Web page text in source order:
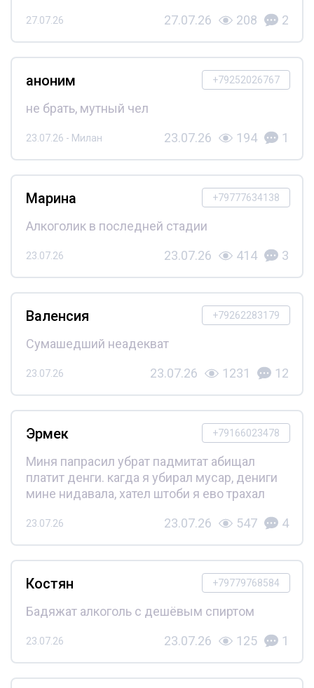
27.07.26 27.07.26 208 2
+79252026767
аноним
не брать, мутный чел
23.07.26 - Милан 23.07.26 194 1
+79777634138
Марина
Алкоголик в последней стадии
23.07.26 23.07.26 414 3
+79262283179
Валенсия
Сумашедший неадекват
23.07.26 23.07.26 1231 12
+79166023478
Эрмек
Миня папрасил убрат падмитат абищал
платит денги. кагда я убирал мусар, дениги
мине нидавала, хател штоби я ево трахал
23.07.26 23.07.26 547 4
+79779768584
Костян
Бадяжат алкоголь с дешёвым спиртом
23.07.26 23.07.26 125 1